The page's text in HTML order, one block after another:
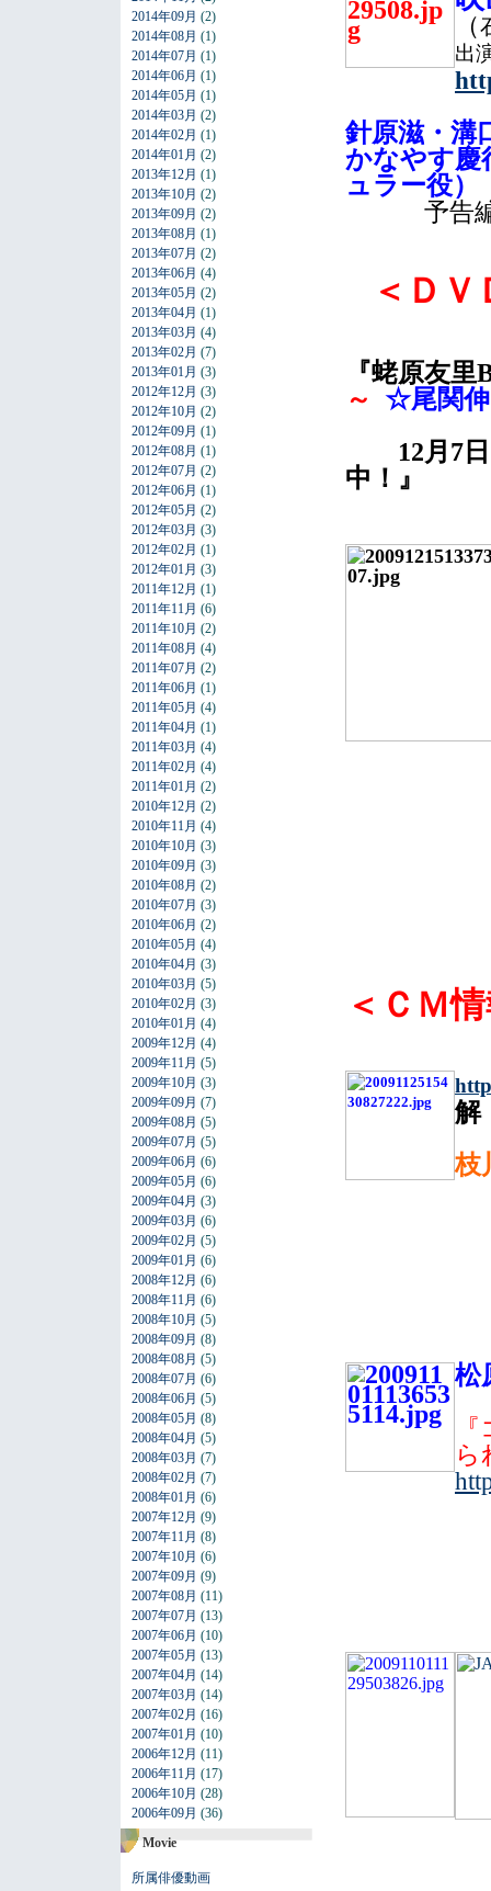
2014年09月 (2)
2014年08月 (1)
2014年07月 (1)
2014年06月 (1)
2014年05月 (1)
2014年03月 (2)
2014年02月 (1)
2014年01月 (2)
2013年12月 (1)
2013年10月 (2)
2013年09月 (2)
2013年08月 (1)
2013年07月 (2)
2013年06月 (4)
2013年05月 (2)
2013年04月 (1)
2013年03月 (4)
2013年02月 (7)
2013年01月 (3)
2012年12月 (3)
2012年10月 (2)
2012年09月 (1)
2012年08月 (1)
2012年07月 (2)
2012年06月 (1)
2012年05月 (2)
2012年03月 (3)
2012年02月 (1)
2012年01月 (3)
2011年12月 (1)
2011年11月 (6)
2011年10月 (2)
2011年08月 (4)
2011年07月 (2)
2011年06月 (1)
2011年05月 (4)
2011年04月 (1)
2011年03月 (4)
2011年02月 (4)
2011年01月 (2)
2010年12月 (2)
2010年11月 (4)
2010年10月 (3)
2010年09月 (3)
2010年08月 (2)
2010年07月 (3)
2010年06月 (2)
2010年05月 (4)
2010年04月 (3)
2010年03月 (5)
2010年02月 (3)
2010年01月 (4)
2009年12月 (4)
2009年11月 (5)
2009年10月 (3)
2009年09月 (7)
2009年08月 (5)
2009年07月 (5)
2009年06月 (6)
2009年05月 (6)
2009年04月 (3)
2009年03月 (6)
2009年02月 (5)
2009年01月 (6)
2008年12月 (6)
2008年11月 (6)
2008年10月 (5)
2008年09月 (8)
2008年08月 (5)
2008年07月 (6)
2008年06月 (5)
2008年05月 (8)
2008年04月 (5)
2008年03月 (7)
2008年02月 (7)
2008年01月 (6)
2007年12月 (9)
2007年11月 (8)
2007年10月 (6)
2007年09月 (9)
2007年08月 (11)
2007年07月 (13)
2007年06月 (10)
2007年05月 (13)
2007年04月 (14)
2007年03月 (14)
2007年02月 (16)
2007年01月 (10)
2006年12月 (11)
2006年11月 (17)
2006年10月 (28)
2006年09月 (36)
Movie
所属俳優動画
（
出
針原滋・溝
かなやす慶
ュラー役）
予告
＜Ｄ
『蛯原友
～ ☆尾関
12月7日
中！』
＜ＣＭ
枝
松
ら